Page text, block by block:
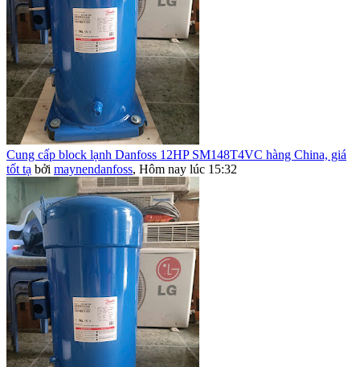
Cung cấp block lạnh Danfoss 12HP SM148T4VC hàng China, giá
tốt tạ bởi maynendanfoss, Hôm nay lúc 15:32